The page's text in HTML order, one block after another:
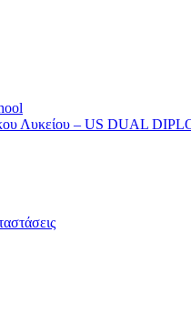
Λυκείου – US DUAL